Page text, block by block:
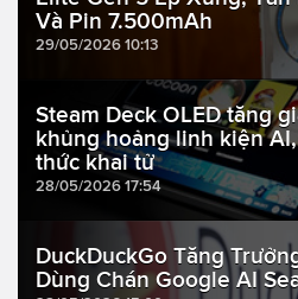
Và Pin 7.500mAh
29/05/2026 10:13
Steam Deck OLED tăng
khủng hoảng linh kiện
thức khai tử
28/05/2026 17:54
DuckDuckGo Tăng
Dùng Chán Google AI